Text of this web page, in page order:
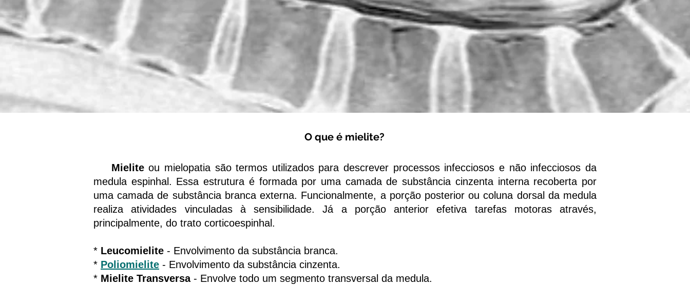
O que é mielite?
Mieliteou mielopatia são termos utilizados para descrever processos infecciosos e não infecciosos da
medula espinhal. Essa estrutura é formada por uma camada de substância cinzenta interna recoberta por
uma camada de substância branca externa. Funcionalmente, a porção posterior ou coluna dorsal da medula
realiza atividades vinculadas à sensibilidade. Já a porção anterior efetiva tarefas motoras através,
principalmente, do trato corticoespinhal.
* Leucomielite - Envolvimento da substância branca.
* Poliomielite - Envolvimento da substância cinzenta.
* Mielite Transversa- Envolve todo um segmento transversal da medula.